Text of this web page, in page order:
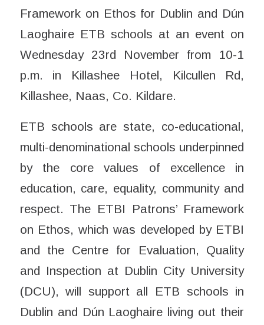
Framework on Ethos for Dublin and Dún
Laoghaire ETB schools at an event on
Wednesday 23rd November from 10-1
p.m. in Killashee Hotel, Kilcullen Rd,
Killashee, Naas, Co. Kildare.
ETB schools are state, co-educational,
multi-denominational schools underpinned
by the core values of excellence in
education, care, equality, community and
respect. The ETBI Patrons’ Framework
on Ethos, which was developed by ETBI
and the Centre for Evaluation, Quality
and Inspection at Dublin City University
(DCU), will support all ETB schools in
Dublin and Dún Laoghaire living out their